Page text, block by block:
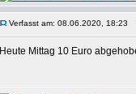
Verfasst am: 08.06.2020, 18:23
Heute Mittag 10 Euro